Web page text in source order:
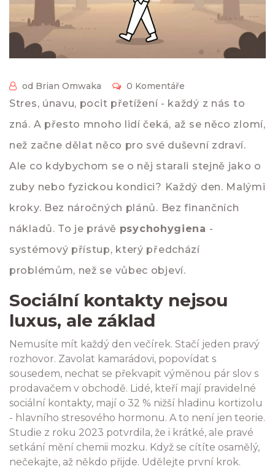
od Brian Omwaka 0 Komentáře
Stres, únavu, pocit přetížení - každý z nás to
zná. A přesto mnoho lidí čeká, až se něco zlomí,
než začne dělat něco pro své duševní zdraví.
Ale co kdybychom se o něj starali stejně jako o
zuby nebo fyzickou kondici? Každý den. Malými
kroky. Bez náročných plánů. Bez finančních
nákladů. To je právě psychohygiena -
systémový přístup, který předchází
problémům, než se vůbec objeví.
Sociální kontakty nejsou
luxus, ale základ
Nemusíte mít každý den večírek. Stačí jeden pravý
rozhovor. Zavolat kamarádovi, popovídat s
sousedem, nechat se překvapit výměnou pár slov s
prodavačem v obchodě. Lidé, kteří mají pravidelné
sociální kontakty, mají o 32 % nižší hladinu kortizolu
- hlavního stresového hormonu. A to není jen teorie.
Studie z roku 2023 potvrdila, že i krátké, ale pravé
setkání mění chemii mozku. Když se cítíte osamělý,
nečekajte, až někdo přijde. Udělejte první krok.